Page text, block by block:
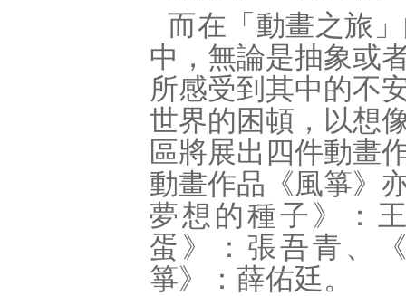
而在「動畫之旅
中，無論是抽象或
所感受到其中的不
世界的困頓，以想
區將展出四件動畫
動畫作品《風箏》
夢想的種子》：
蛋》：張吾青、
箏》：薛佑廷。